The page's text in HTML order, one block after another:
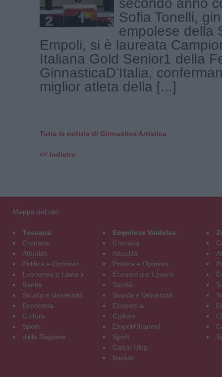
secondo anno
Sofia Tonelli,
empolese della
Empoli, si è laureata
Italiana Gold Senior1 della
GinnasticaD’Italia,
miglior atleta della [...]
Tutte le notizie di Ginnastica Artistica
<< Indietro
Mappa del sito
Toscana
Cronaca
Attualità
Politica e Opinioni
Economia e Lavoro
Sanità
Scuola e Università
Economia
Cultura
Sport
dalla Regione
Empolese Valdelsa
Cronaca
Attualità
Politica e Opinioni
Economia e Lavoro
Sanità
Scuola e Università
Economia
Cultura
EmpoliChannel
Sport
Calcio Uisp
Basket